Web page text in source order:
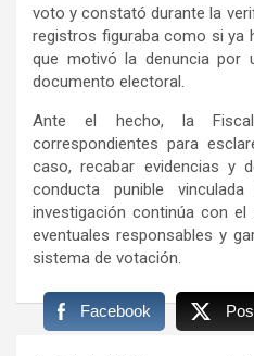
voto y constató durante la
registros figuraba como si ya
que motivó la denuncia por
documento electoral.
Ante el hecho, la
correspondientes para
caso, recabar evidencias y
conducta punible
investigación continúa con
eventuales responsables y
sistema de votación.
Facebook